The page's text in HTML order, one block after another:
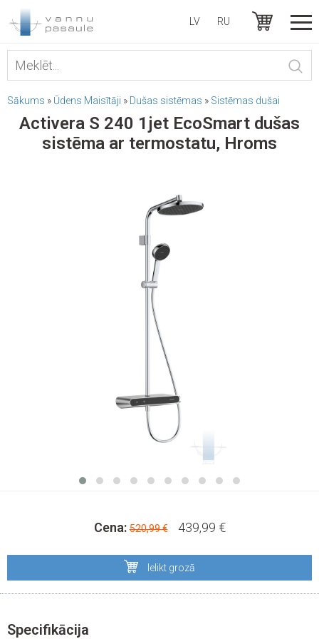
LV RU
Sākums » Ūdens Maisītāji » Dušas sistēmas » Sistēmas dušai
Activera S 240 1jet EcoSmart dušas
sistēma ar termostatu, Hroms
Cena:520,99 € 439,99 €
Ielikt grozā
Specifikācija